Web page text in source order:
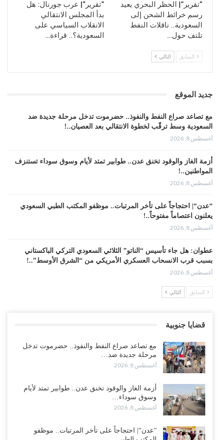
“تقرير“| الحظر البحري يعيد
رسم خرائط الشحن إلى
السعودية.. ناقلات النفط
تلتف حول…
“تقرير“| عرب جورنال: هل
بدأ المجلس الانتقالي
الانقلاب السياسي على
السعودية؟.. قراءة…
السابق التالي
جديد الموقع
مع تصاعد صراع النفط والنفوذ.. حضرموت تدخل مرحلة جديدة ضد
السعودية وسط ترقّب لخطوة الانتقالي بعد العصيان..!
أغسطس 8, 2026
أزمة الغاز والوقود تخنق عدن.. طوابير تمتد لأيام وسوق سوداء تستنزف
المواطنين..!
أغسطس 8, 2026
“عدن“| احتجاجاً على تأخر المرتبات.. موظفو المكتب الطبي السعودي
يعلنون اعتصاماً مفتوحاً..!
أغسطس 8, 2026
عطوان: هل جاء تأسيس “الناتو” الثلاثي السعودي التركي الباكستاني
بسبب قرب الانسحاب العسكري الأمريكي من “الشرق الأوسط”..!
أغسطس 8, 2026
من حضرموت إلى عدن.. الانتقالي يصعّد ضد السعودية بعصيان مدني
إسكات الصوت الحضرمي..!
أغسطس 8, 2026
المحافظ الجنيدي يحذر من خطورة المخططات السعودية على ابناء
الجنوب..!
أغسطس 8, 2026
“تقرير“| تفوق استخباري يغيّر قواعد الاشتباك.. كيف أحبطت صنعاء
السابق التالي
قضايا جنوبية
مع تصاعد صراع النفط والنفوذ.. حضرموت تدخل
مرحلة جديدة ضد…
أغسطس 8, 2026
أزمة الغاز والوقود تخنق عدن.. طوابير تمتد لأيام
وسوق سوداء…
أغسطس 8, 2026
“عدن“| احتجاجاً على تأخر المرتبات.. موظفو